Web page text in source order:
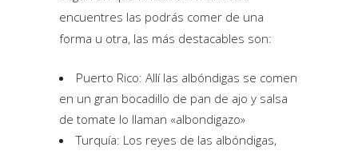
encuentres las podrás comer de una
forma u otra, las más destacables son:
Puerto Rico: Allí las albóndigas se comen
en un gran bocadillo de pan de ajo y salsa
de tomate lo llaman «albondigazo»
Turquía: Los reyes de las albóndigas,